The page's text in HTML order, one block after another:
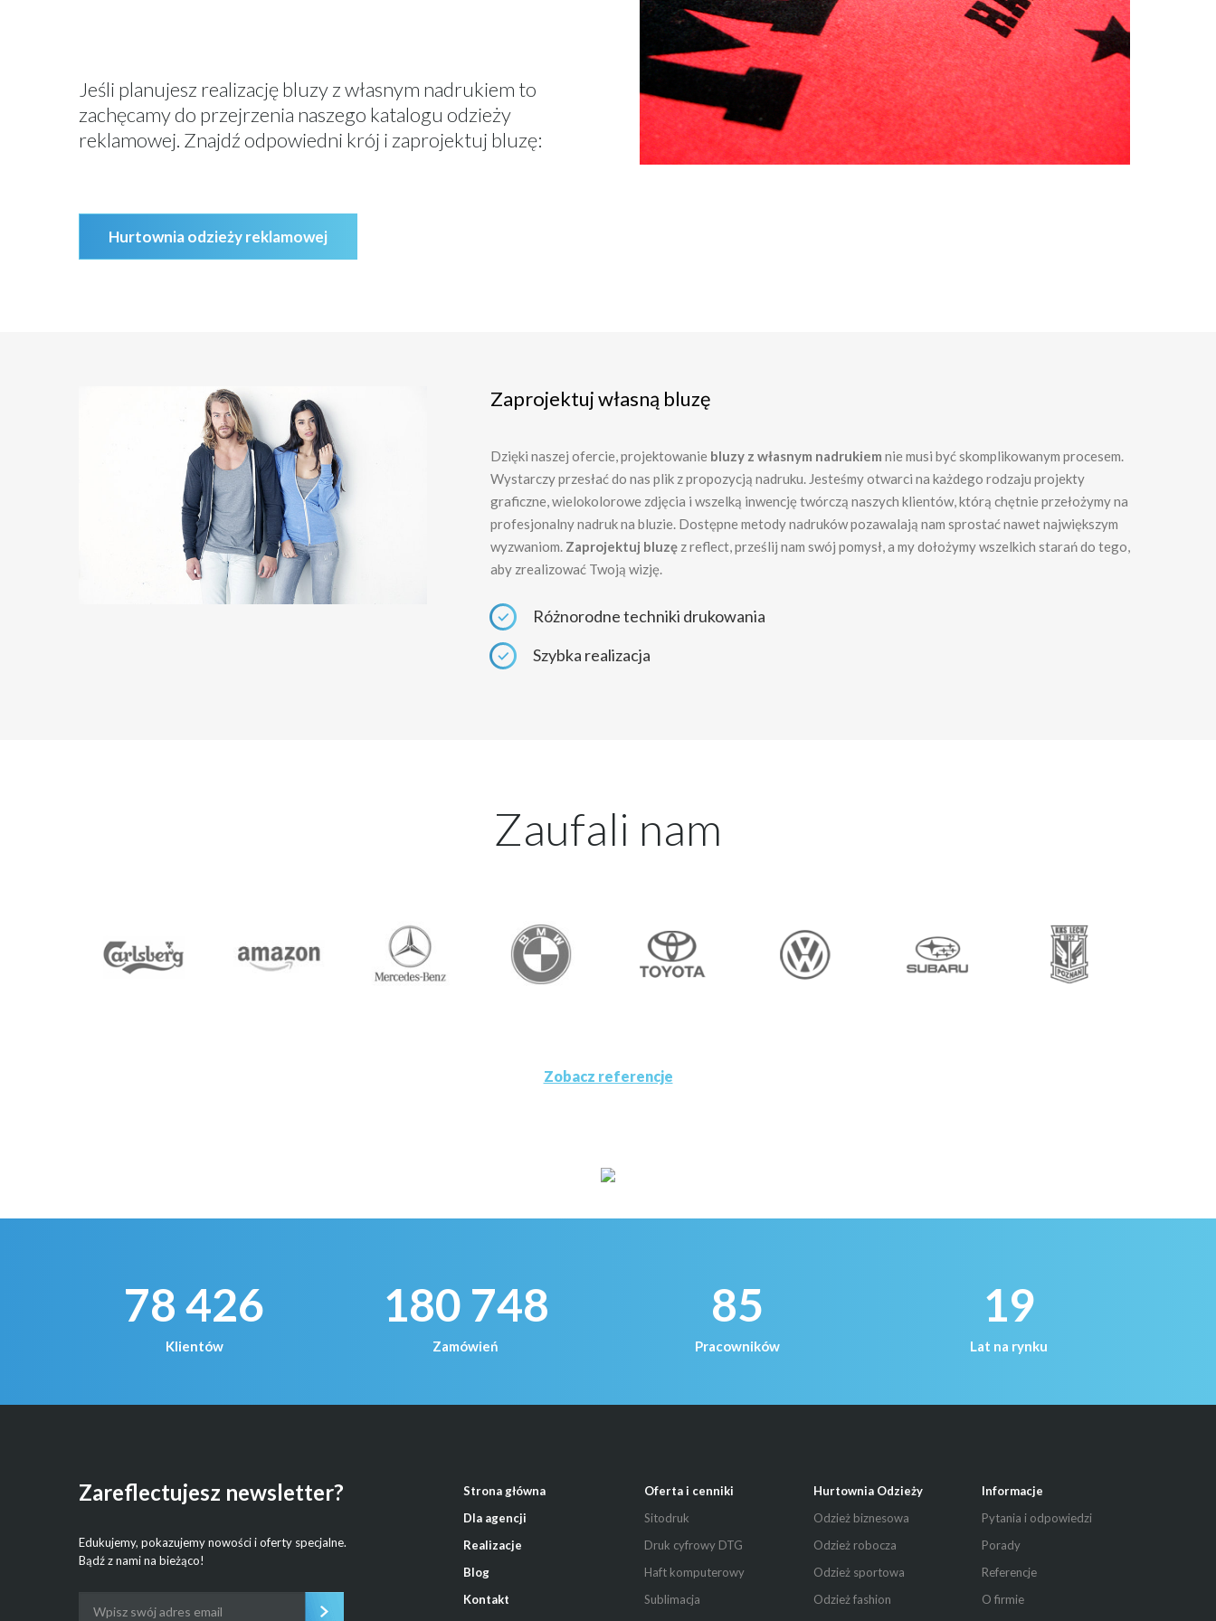
Jeśli planujesz realizację bluzy z własnym nadrukiem to
zachęcamy do przejrzenia naszego katalogu odzieży
reklamowej. Znajdź odpowiedni krój i zaprojektuj bluzę:
Hurtownia odzieży reklamowej
Zaprojektuj własną bluzę
Dzięki naszej ofercie, projektowanie bluzy z własnym nadrukiem nie musi być skomplikowanym procesem.
Wystarczy przesłać do nas plik z propozycją nadruku. Jesteśmy otwarci na każdego rodzaju projekty
graficzne, wielokolorowe zdjęcia i wszelką inwencję twórczą naszych klientów, którą chętnie przełożymy na
profesjonalny nadruk na bluzie. Dostępne metody nadruków pozawalają nam sprostać nawet największym
wyzwaniom. Zaprojektuj bluzę z reflect, prześlij nam swój pomysł, a my dołożymy wszelkich starań do tego,
aby zrealizować Twoją wizję.
Różnorodne techniki drukowania
Szybka realizacja
Zaufali nam
Zobacz referencje
78 426
Klientów
180 748
Zamówień
85
Pracowników
19
Lat na rynku
Zareflectujesz newsletter?
Edukujemy, pokazujemy nowości i oferty specjalne.
Bądź z nami na bieżąco!
Strona główna
Dla agencji
Realizacje
Blog
Kontakt
Oferta i cenniki
Sitodruk
Druk cyfrowy DTG
Haft komputerowy
Sublimacja
Hurtownia Odzieży
Odzież biznesowa
Odzież robocza
Odzież sportowa
Odzież fashion
Informacje
Pytania i odpowiedzi
Porady
Referencje
O firmie